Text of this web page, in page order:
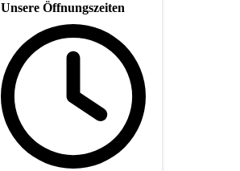
Unsere Öffnungszeiten